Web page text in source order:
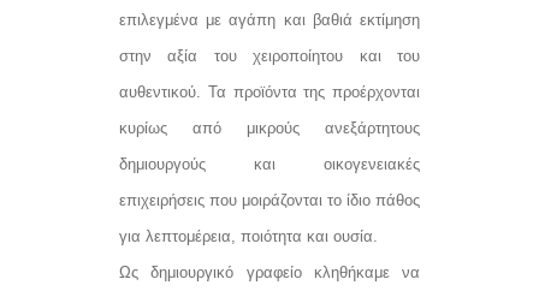
επιλεγμένα με αγάπη και βαθιά εκτίμηση
στην αξία του χειροποίητου και του
αυθεντικού. Τα προϊόντα της προέρχονται
κυρίως από μικρούς ανεξάρτητους
δημιουργούς και οικογενειακές
επιχειρήσεις που μοιράζονται το ίδιο πάθος
για λεπτομέρεια, ποιότητα και ουσία.
Ως δημιουργικό γραφείο κληθήκαμε να